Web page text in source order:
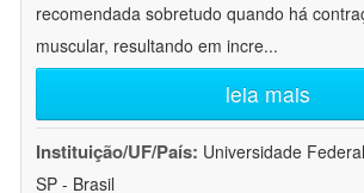
recomendada sobretudo quando há
muscular, resultando em incre...
leia mais
Instituição/UF/País: Universidade
SP - Brasil